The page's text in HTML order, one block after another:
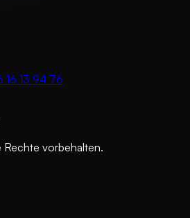
16 13 94 76
Rechte vorbehalten.